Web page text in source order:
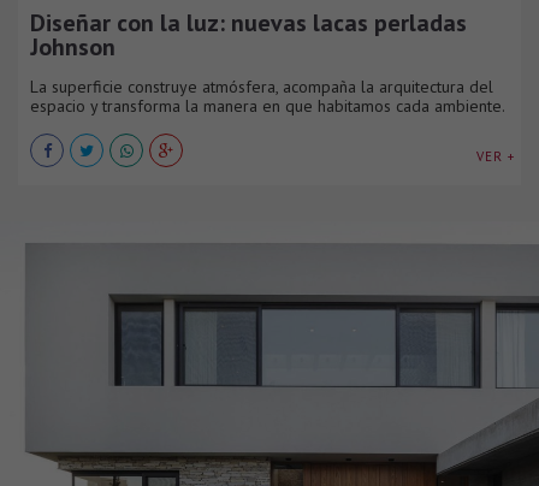
Diseñar con la luz: nuevas lacas perladas
Johnson
La superficie construye atmósfera, acompaña la arquitectura del
espacio y transforma la manera en que habitamos cada ambiente.
VER +